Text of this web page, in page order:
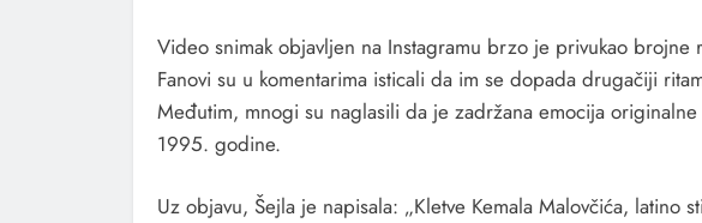
Video snimak objavljen na Instagramu brzo je privukao brojne
Fanovi su u komentarima isticali da im se dopada drugačiji
Međutim, mnogi su naglasili da je zadržana emocija
1995. godine.
Uz objavu, Šejla je napisala: „Kletve Kemala Malovčića, latino